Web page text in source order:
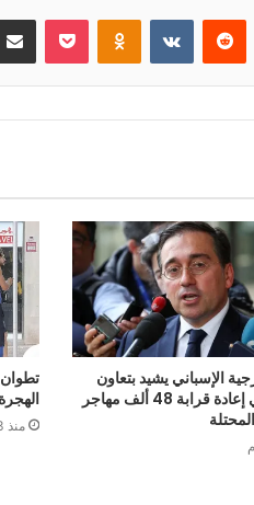
Odnoklassniki
بوكيت
الإسباني يشيد بتعاون
الرباط في إعادة قرابة 48 ألف مهاجر
منذ 3 أيام